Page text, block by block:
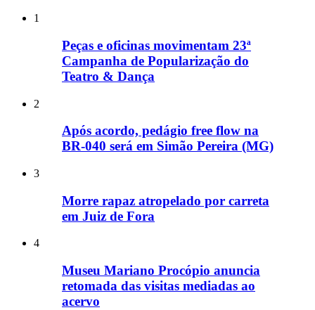
1
Peças e oficinas movimentam 23ª
Campanha de Popularização do
Teatro & Dança
2
Após acordo, pedágio free flow na
BR-040 será em Simão Pereira (MG)
3
Morre rapaz atropelado por carreta
em Juiz de Fora
4
Museu Mariano Procópio anuncia
retomada das visitas mediadas ao
acervo